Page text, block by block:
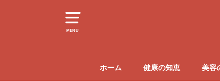
MENU
ホーム 健康の知恵 美容